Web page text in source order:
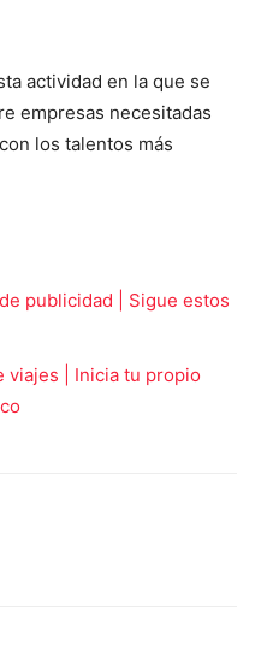
actividad en la que se
empresas necesitadas
los talentos más
publicidad | Sigue estos
viajes | Inicia tu propio